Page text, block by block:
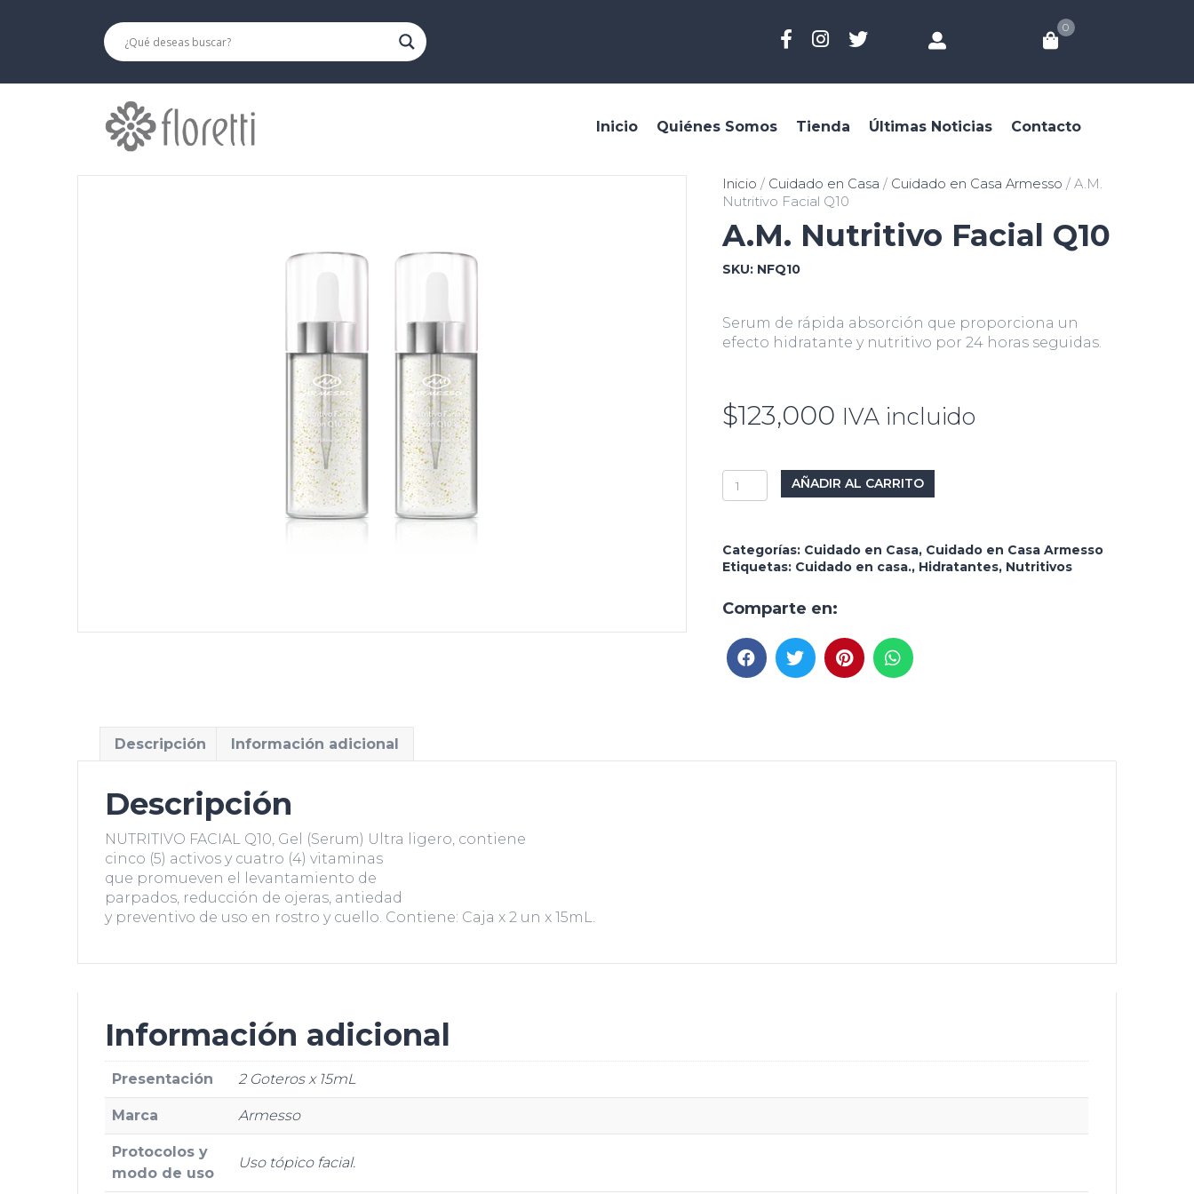
0
Inicio Quiénes Somos Tienda Últimas Noticias Contacto
Inicio / Cuidado en Casa / Cuidado en Casa Armesso / A.M.
Nutritivo Facial Q10
A.M. Nutritivo Facial Q10
SKU: NFQ10
Serum de rápida absorción que proporciona un
efecto hidratante y nutritivo por 24 horas seguidas.
$123,000 IVA incluido
A.M.
Nutritivo
cantidad
AÑADIR AL CARRITO
Categorías: Cuidado en Casa, Cuidado en Casa Armesso
Etiquetas: Cuidado en casa., Hidratantes, Nutritivos
Comparte en:
Descripción Información adicional
Descripción
NUTRITIVO FACIAL Q10, Gel (Serum) Ultra ligero, contiene
cinco (5) activos y cuatro (4) vitaminas
que promueven el levantamiento de
parpados, reducción de ojeras, antiedad
y preventivo de uso en rostro y cuello. Contiene: Caja x 2 un x 15mL.
Información adicional
Presentación 2 Goteros x 15mL
Marca Armesso
Protocolos y
modo de uso
Uso tópico facial.